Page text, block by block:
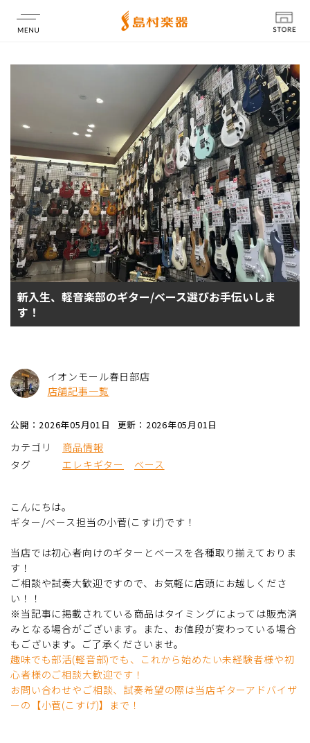
店舗情報
新入生、軽音楽部のギター/ベース選びお手伝いしま
す！
イオンモール春日部店
店舗記事一覧
公開：2026年05月01日 更新：2026年05月01日
カテゴリ
商品情報
タグ
エレキギター ベース
こんにちは。
ギター/ベース担当の小菅(こすげ)です！
当店では初心者向けのギターとベースを各種取り揃えておりま
す！
ご相談や試奏大歓迎ですので、お気軽に店頭にお越しくださ
い！！
※当記事に掲載されている商品はタイミングによっては販売済
みとなる場合がございます。また、お値段が変わっている場合
もございます。ご了承くださいませ。
趣味でも部活(軽音部)でも、これから始めたい未経験者様や初
心者様のご相談大歓迎です！
お問い合わせやご相談、試奏希望の際は当店ギターアドバイザ
ーの【小菅(こすげ)】まで！